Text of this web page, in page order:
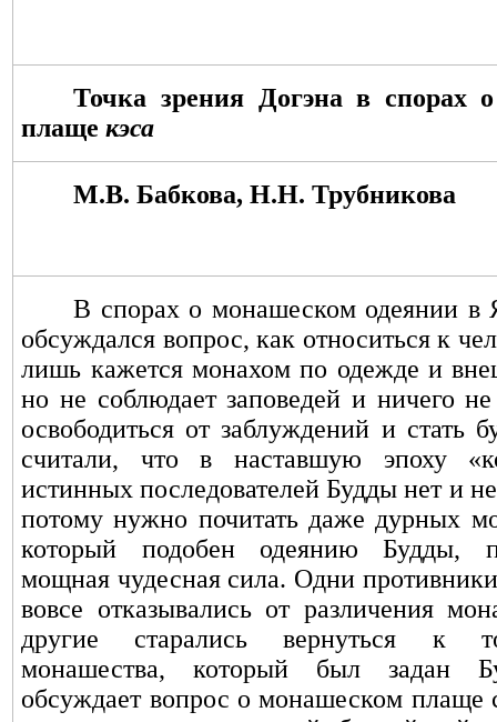
Точка зрения Догэна в спорах
плащекэса
М.В. Бабкова, Н.Н. Трубникова
В спорах о монашеском одеянии
обсуждался вопрос, как относиться к
лишь кажется монахом по одежде и
но не соблюдает заповедей и ничего
освободиться от заблуждений и стать
считали, что в наставшую эпоху
истинных последователей Будды нет и
потому нужно почитать даже дурных
который подобен одеянию Будды,
мощная чудесная сила. Одни противники
вовсе отказывались от различения
другие старались вернуться к
монашества, который был задан
обсуждает вопрос о монашеском плаще